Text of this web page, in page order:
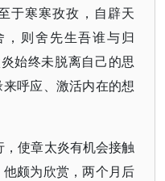
于寒寒孜孜，自辟天
则舍先生吾谁与归
始终未脱离自己的思
呼应、激活内在的想
使章太炎有机会接触
颇为欣赏，两个月后